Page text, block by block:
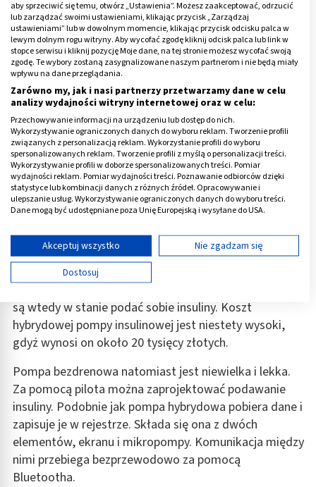
Jakie są rodzaje pomp insulinowych?
Nowoczesne pompy insulinowe pobierają dane o
użytkowniku, by odpowiednio reagować na jego
zapotrzebowanie. Po stworzeniu profilu pompa
hybrydowa działać może w dwóch trybach:
automatycznym (insulina podawana jest samoczynnie
można zaprogramować podawanie insuliny).
Urządzenie takie pomaga cukrzykom, którzy
są wtedy w stanie podać sobie insuliny. Koszt
hybrydowej pompy insulinowej jest niestety wysoki,
gdyż wynosi on około 20 tysięcy złotych.
Pompa bezdrenowa natomiast jest niewielka i lekka.
Za pomocą pilota można zaprojektować podawanie
insuliny. Podobnie jak pompa hybrydowa pobiera dane i
zapisuje je w rejestrze. Składa się ona z dwóch
elementów, ekranu i mikropompy. Komunikacja między
nimi przebiega bezprzewodowo za pomocą
Bluetootha.
aby sprzeciwić się temu, otwórz „Ustawienia”. Możesz zaakceptować, odrzucić
lub zarządzać swoimi ustawieniami, klikając przycisk „Zarządzaj
ustawieniami” lub w dowolnym momencie, klikając przycisk odcisku palca w
lewym dolnym rogu witryny. Aby wycofać zgodę kliknij odcisk palca lub link w
stopce serwisu i kliknij pozycję Moje dane, na tej stronie możesz wycofać swoją
zgodę. Te wybory zostaną zasygnalizowane naszym partnerom i nie będą miały
wpływu na dane przeglądania.
Zarówno my, jak i nasi partnerzy przetwarzamy dane w celu
analizy wydajności witryny internetowej oraz w celu:
Przechowywanie informacji na urządzeniu lub dostęp do nich.
Wykorzystywanie ograniczonych danych do wyboru reklam. Tworzenie profili
związanych z personalizacją reklam. Wykorzystanie profili do wyboru
spersonalizowanych reklam. Tworzenie profili z myślą o personalizacji treści.
Wykorzystywanie profili w doborze spersonalizowanych treści. Pomiar
wydajności reklam. Pomiar wydajności treści. Poznawanie odbiorców dzięki
statystyce lub kombinacji danych z różnych źródeł. Opracowywanie i
ulepszanie usług. Wykorzystywanie ograniczonych danych do wyboru treści.
Dane mogą być udostępniane poza Unię Europejską i wysyłane do USA.
Wyświetl listę partnerów (11 dostawców IAB)
Używamy Twoich danych w następujących celach:
Cele przetwarzania IAB:
Przechowywanie informacji na urządzeniu lub
dostęp do nich
Wykorzystywanie ograniczonych danych do
Tworzenie profili w celu spersonalizowanych
reklam
Wykorzystanie profili do wyboru
spersonalizowanych reklam
Tworzenie profili w celu personalizacji treści
Akceptuj wszystko
Nie zgadzam się
Dostosuj